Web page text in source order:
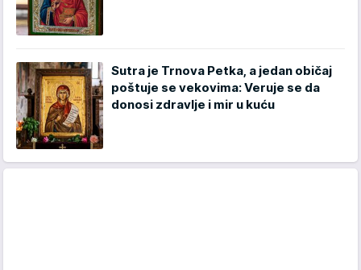
Sutra je Trnova Petka, a jedan običaj
poštuje se vekovima: Veruje se da
donosi zdravlje i mir u kuću